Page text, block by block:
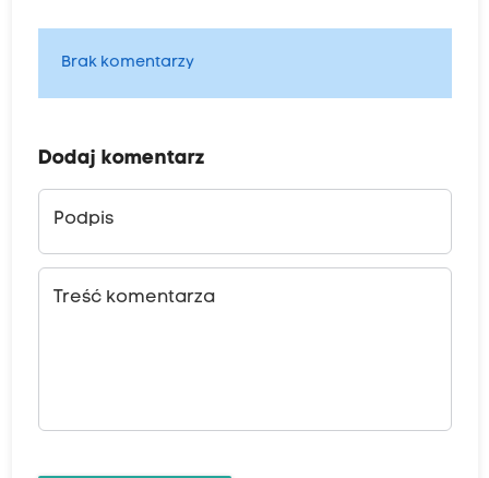
Brak komentarzy
Dodaj komentarz
Podpis
Treść komentarza